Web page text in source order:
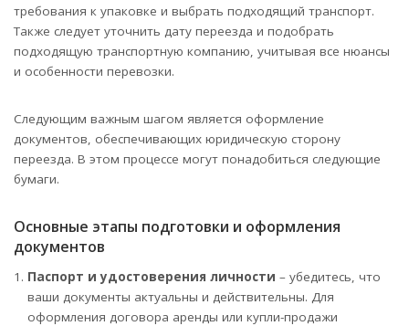
требования к упаковке и выбрать подходящий транспорт.
Также следует уточнить дату переезда и подобрать
подходящую транспортную компанию, учитывая все нюансы
и особенности перевозки.
Следующим важным шагом является оформление
документов, обеспечивающих юридическую сторону
переезда. В этом процессе могут понадобиться следующие
бумаги.
Основные этапы подготовки и оформления
документов
Паспорт и удостоверения личности – убедитесь, что
ваши документы актуальны и действительны. Для
оформления договора аренды или купли-продажи